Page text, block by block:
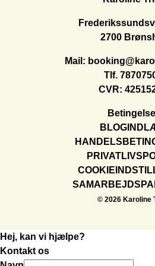
2700
Mail:
Tlf.
CVR:
© 2026 Karoline
Hej, kan vi hjælpe?
Kontakt os